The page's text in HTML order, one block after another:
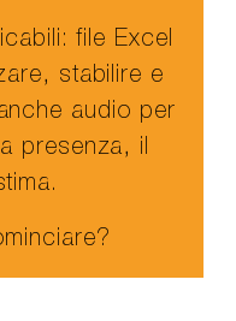
file Excel
stabilire e
audio per
presenza, il